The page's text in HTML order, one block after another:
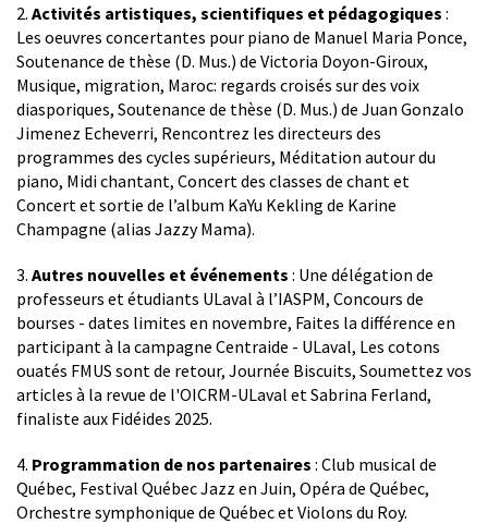
2. Activités artistiques, scientifiques et pédagogiques :
Les oeuvres concertantes pour piano de Manuel Maria Ponce,
Soutenance de thèse (D. Mus.) de Victoria Doyon-Giroux,
Musique, migration, Maroc: regards croisés sur des voix
diasporiques, Soutenance de thèse (D. Mus.) de Juan Gonzalo
Jimenez Echeverri, Rencontrez les directeurs des
programmes des cycles supérieurs, Méditation autour du
piano, Midi chantant, Concert des classes de chant et
Concert et sortie de l’album KaYu Kekling de Karine
Champagne (alias Jazzy Mama).
3. Autres nouvelles et événements : Une délégation de
professeurs et étudiants ULaval à l’IASPM, Concours de
bourses - dates limites en novembre, Faites la différence en
participant à la campagne Centraide - ULaval, Les cotons
ouatés FMUS sont de retour, Journée Biscuits, Soumettez vos
articles à la revue de l'OICRM-ULaval et Sabrina Ferland,
finaliste aux Fidéides 2025.
4. Programmation de nos partenaires : Club musical de
Québec, Festival Québec Jazz en Juin, Opéra de Québec,
Orchestre symphonique de Québec et Violons du Roy.